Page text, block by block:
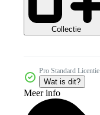
Collectie
Pro Standard Licentie
Wat is dit?
Meer info